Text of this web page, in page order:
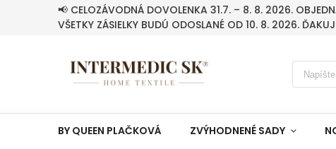
📢 CELOZÁVODNÁ DOVOLENKA 31.7. – 8. 8. 2026.
VŠETKY ZÁSIELKY BUDÚ ODOSLANÉ OD 10. 8. 2026.
BY QUEEN PLAČKOVÁ ZVÝHODNENÉ SADY